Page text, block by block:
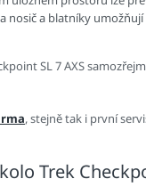
nosič a blatníky
SL 7 AXS
, stejně tak i první
Trek